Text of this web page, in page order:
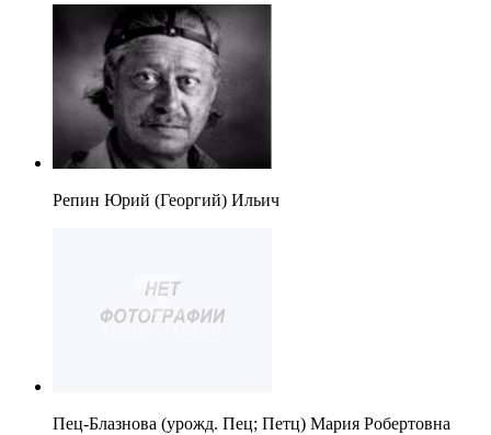
Репин Юрий (Георгий) Ильич
Пец-Блазнова (урожд. Пец; Петц) Мария Робертовна